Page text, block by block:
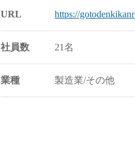
URL https://
社員数 21名
業種 製造業/その他